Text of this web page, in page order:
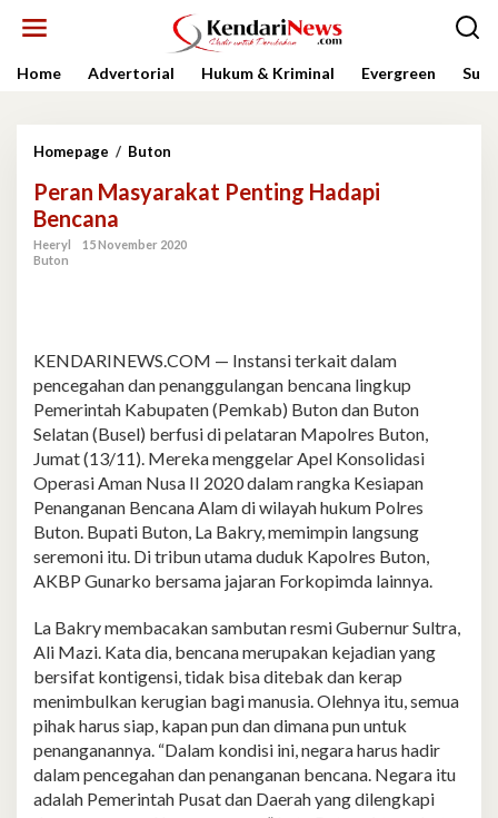
Home
Advertorial Hukum & Kriminal Evergreen
Homepage / Buton
Penting
Peran Masyarakat Penting Hadapi
Bencana
Heeryl
15 November 2020
Buton
KENDARINEWS.COM — Instansi terkait dalam
pencegahan dan penanggulangan bencana lingkup
Pemerintah Kabupaten (Pemkab) Buton dan Buton
Selatan (Busel) berfusi di pelataran Mapolres Buton,
Jumat (13/11). Mereka menggelar Apel Konsolidasi
Operasi Aman Nusa II 2020 dalam rangka Kesiapan
Penanganan Bencana Alam di wilayah hukum Polres
Buton. Bupati Buton, La Bakry, memimpin langsung
seremoni itu. Di tribun utama duduk Kapolres Buton,
AKBP Gunarko bersama jajaran Forkopimda lainnya.
La Bakry membacakan sambutan resmi Gubernur Sultra,
Ali Mazi. Kata dia, bencana merupakan kejadian yang
bersifat kontigensi, tidak bisa ditebak dan kerap
menimbulkan kerugian bagi manusia. Olehnya itu, semua
pihak harus siap, kapan pun dan dimana pun untuk
penanganannya. “Dalam kondisi ini, negara harus hadir
dalam pencegahan dan penanganan bencana. Negara itu
adalah Pemerintah Pusat dan Daerah yang dilengkapi